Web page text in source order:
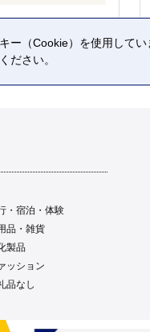
・宿泊・体験
品・雑貨
製品
ッション
品なし
ー（Cookie）を使用して
ださい。